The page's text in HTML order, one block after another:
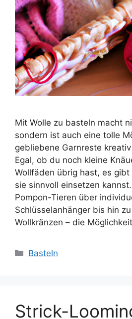
Mit Wolle zu basteln macht
sondern ist auch eine tolle
gebliebene Garnreste
Egal, ob du noch kleine
Wollfäden übrig hast, es
sie sinnvoll einsetzen
Pompon-Tieren über
Schlüsselanhänger bis hin
Wollkränzen – die
Kategorien
Basteln
Strick-